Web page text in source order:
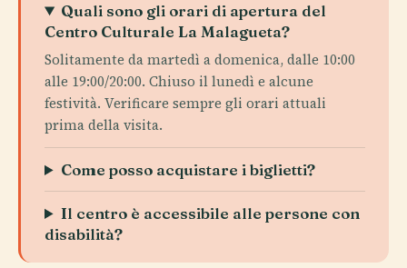
Quali sono gli orari di apertura del
Centro Culturale La Malagueta?
Solitamente da martedì a domenica, dalle 10:00
alle 19:00/20:00. Chiuso il lunedì e alcune
festività. Verificare sempre gli orari attuali
prima della visita.
Come posso acquistare i biglietti?
Il centro è accessibile alle persone con
disabilità?